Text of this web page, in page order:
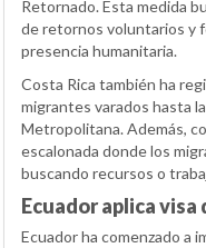
Retornado. Esta medida
de retornos voluntarios y
presencia humanitaria.
Costa Rica también ha
migrantes varados hasta
Metropolitana. Además,
escalonada donde los
buscando recursos o
Ecuador aplica
Ecuador ha comenzado a